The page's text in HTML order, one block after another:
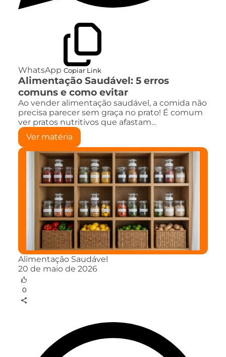
WhatsApp Copiar Link
Alimentação Saudável: 5 erros
comuns e como evitar
Ao vender alimentação saudável, a comida não
precisa parecer sem graça no prato! É comum
ver pratos nutritivos que afastam…
Ver matéria
Alimentação Saudável
20 de maio de 2026
0